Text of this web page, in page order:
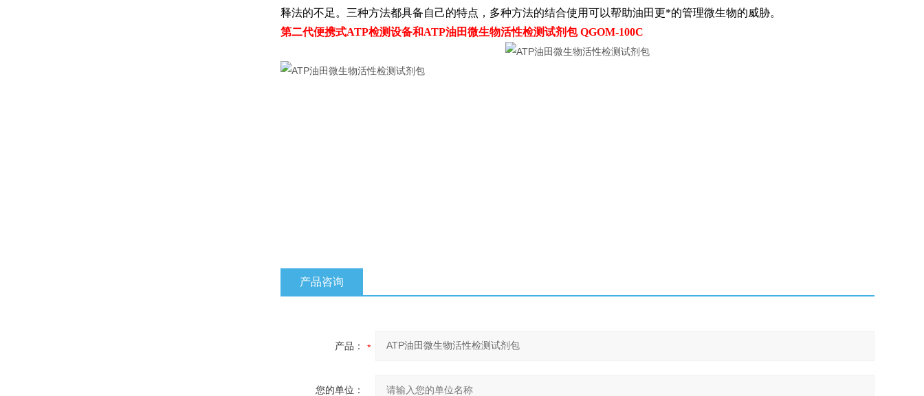
释法的不足。三种方法都具备自己的特点，多种方法的结合使用可以帮助油田更*的管理微生物的威胁。
第二代便携式ATP检测设备和ATP油田微生物活性检测试剂包QGOM-100C
产品咨询
产品：
您的单位：